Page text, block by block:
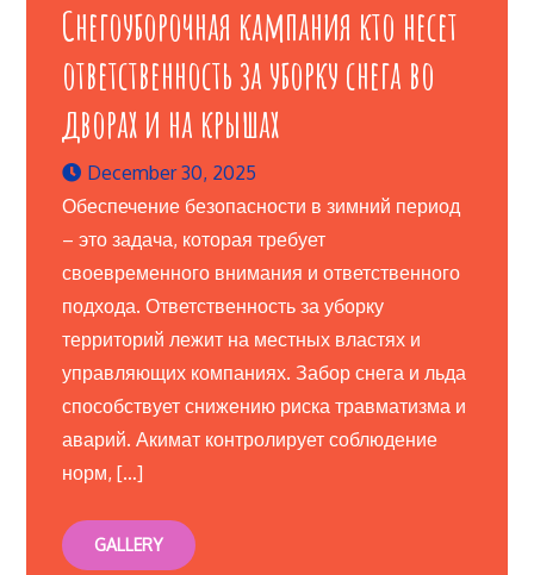
Снегоуборочная кампания кто несет
ответственность за уборку снега во
дворах и на крышах
December 30, 2025
Обеспечение безопасности в зимний период
– это задача, которая требует
своевременного внимания и ответственного
подхода. Ответственность за уборку
территорий лежит на местных властях и
управляющих компаниях. Забор снега и льда
способствует снижению риска травматизма и
аварий. Акимат контролирует соблюдение
норм, […]
GALLERY